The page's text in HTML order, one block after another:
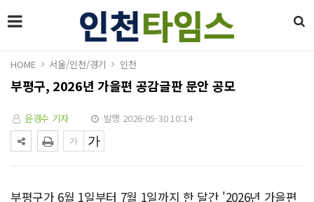
HOME 서울/인천/경기 인천
부평구, 2026년 가을편 공감글판 문안 공모
윤경수 기자 발행 2026-05-30 10:14
부평구가 6월 1일부터 7월 1일까지 한 달간 '2026년 가을편